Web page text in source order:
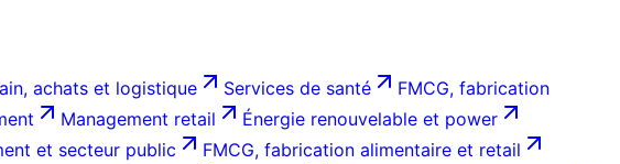
achats et logistique Services de santé
FMCG, fabrication
Management retail
Énergie renouvelable et power
et secteur public
FMCG, fabrication alimentaire et retail